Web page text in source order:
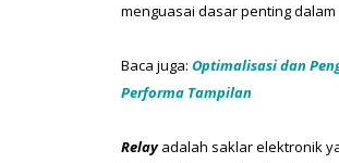
menguasai dasar penting
Baca juga: Optimalisasi dan
Performa Tampilan
Relay adalah saklar elektronik